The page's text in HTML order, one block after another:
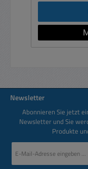
Newsletter
Abonnieren Sie jetzt
Newsletter und Sie
Produkte
Mail-